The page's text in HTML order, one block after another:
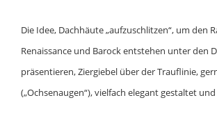
Die Idee, Dachhäute „aufzuschlitzen“, um
Renaissance und Barock entstehen unter den
präsentieren, Ziergiebel über der Trauflinie,
(„Ochsenaugen“), vielfach elegant gestaltet